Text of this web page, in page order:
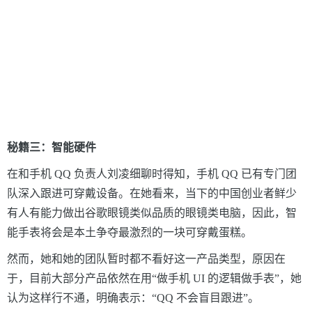
秘籍三：智能硬件
在和手机 QQ 负责人刘凌细聊时得知，手机 QQ 已有专门团
队深入跟进可穿戴设备。在她看来，当下的中国创业者鲜少
有人有能力做出谷歌眼镜类似品质的眼镜类电脑，因此，智
能手表将会是本土争夺最激烈的一块可穿戴蛋糕。
然而，她和她的团队暂时都不看好这一产品类型，原因在
于，目前大部分产品依然在用“做手机 UI 的逻辑做手表”，她
认为这样行不通，明确表示：“QQ 不会盲目跟进”。